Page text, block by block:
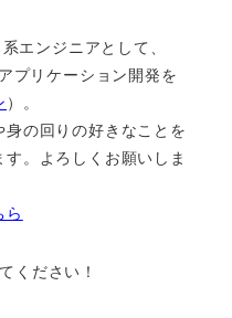
エンジニアとして、
プリケーション開発を
）。
の回りの好きなことを
。よろしくお願いしま
ら
ください！